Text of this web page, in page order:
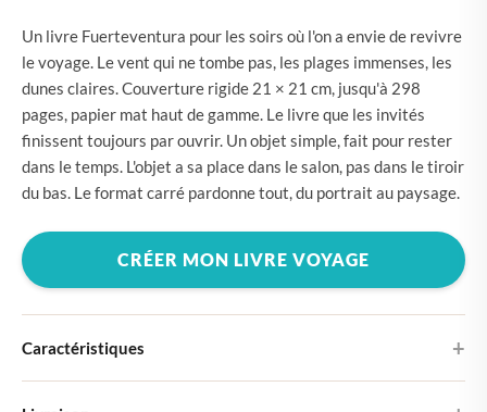
Un livre Fuerteventura pour les soirs où l'on a envie de revivre
le voyage. Le vent qui ne tombe pas, les plages immenses, les
dunes claires. Couverture rigide 21 × 21 cm, jusqu'à 298
pages, papier mat haut de gamme. Le livre que les invités
finissent toujours par ouvrir. Un objet simple, fait pour rester
dans le temps. L'objet a sa place dans le salon, pas dans le tiroir
du bas. Le format carré pardonne tout, du portrait au paysage.
CRÉER MON LIVRE VOYAGE
Caractéristiques